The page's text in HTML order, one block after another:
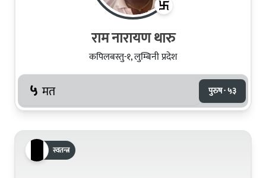
राम नारायण थारु
कपिलबस्तु-१, लुम्बिनी प्रदेश
५ मत पुरुष · ५३
स्वतन्त्र